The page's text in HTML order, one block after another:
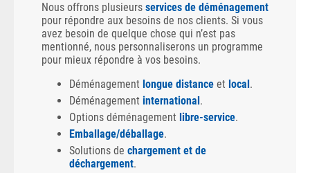
Nous offrons plusieurs services de déménagement
pour répondre aux besoins de nos clients. Si vous
avez besoin de quelque chose qui n’est pas
mentionné, nous personnaliserons un programme
pour mieux répondre à vos besoins.
Déménagement longue distance et local.
Déménagement international.
Options déménagement libre-service.
Emballage/déballage.
Solutions de chargement et de
déchargement.